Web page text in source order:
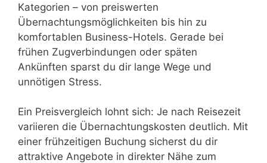
Kategorien – von preiswerten
Übernachtungsmöglichkeiten bis hin zu
komfortablen Business-Hotels. Gerade bei
frühen Zugverbindungen oder späten
Ankünften sparst du dir lange Wege und
unnötigen Stress.
Ein Preisvergleich lohnt sich: Je nach Reisezeit
variieren die Übernachtungskosten deutlich. Mit
einer frühzeitigen Buchung sicherst du dir
attraktive Angebote in direkter Nähe zum